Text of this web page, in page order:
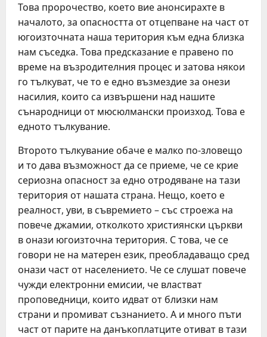
Това пророчество, което вие анонсирахте в
началото, за опасността от отцепване на част от
югоизточната наша територия към една близка
нам съседка. Това предсказание е правено по
време на възродителния процес и затова някои
го тълкуват, че то е едно възмездие за онези
насилия, които са извършени над нашите
сънародници от мюсюлмански произход. Това е
едното тълкувание.
Второто тълкувание обаче е малко по-зловещо
и то дава възможност да се приеме, че се крие
сериозна опасност за едно отродяване на тази
територия от нашата страна. Нещо, което е
реалност, уви, в съвремието – със строежа на
повече джамии, отколкото християнски църкви
в онази югоизточна територия. С това, че се
говори не на матерен език, преобладаващо сред
онази част от населението. Че се слушат повече
чужди електронни емисии, че властват
проповедници, които идват от близки нам
страни и промиват съзнанието. А и много пъти
част от парите на данъкоплатците отиват в тази